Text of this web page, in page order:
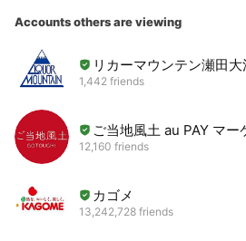
Accounts others are viewing
リカーマウンテン瀬田大
1,442 friends
ご当地風土 au PAY マー
12,160 friends
カゴメ
13,242,728 friends